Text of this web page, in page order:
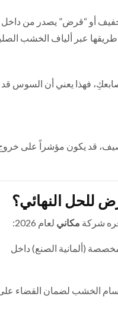
أو “قرض” يصدر من داخل
عبر ألياف الخشب
فهذا يعني أن السوس قد
قد يكون مؤشراً على
للحل النهائي؟
شركة مكاني لعام 2026:
(ألمانية الصنع) داخل
الخشب لضمان القضاء